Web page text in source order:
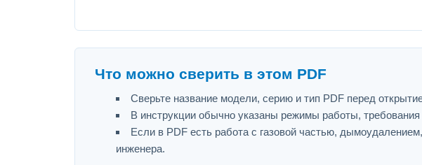
Что можно сверить в этом PDF
Сверьте название модели, серию и тип PDF перед
В инструкции обычно указаны режимы работы,
Если в PDF есть работа с газовой частью,
инженера.